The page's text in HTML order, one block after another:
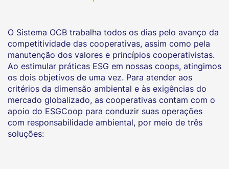
O Sistema OCB trabalha todos os dias pelo avanço da
competitividade das cooperativas, assim como pela
manutenção dos valores e princípios cooperativistas.
Ao estimular práticas ESG em nossas coops, atingimos
os dois objetivos de uma vez. Para atender aos
critérios da dimensão ambiental e às exigências do
mercado globalizado, as cooperativas contam com o
apoio do ESGCoop para conduzir suas operações
com responsabilidade ambiental, por meio de três
soluções: